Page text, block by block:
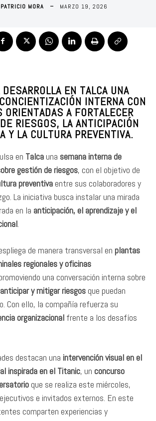
PATRICIO MORA MARZO 19, 2026
EN TALCA UNA
INTERNA CON
ORIENTADAS A FORTALECER
RIESGOS, LA ANTICIPACIÓN
Y LA CULTURA PREVENTIVA.
en Talcauna semana interna de
gestión de riesgos, con el objetivo de
preventivaentre sus colaboradores y
La iniciativa busca instalar una mirada
en la anticipación, el aprendizaje y el
de manera transversal en plantas
regionales y oficinas
una conversación interna sobre
y mitigar riesgosque puedan
Con ello, la compañía refuerza su
organizacional frente a los desafíos
destacan una intervención visual en el
inspirada en el Titanic, un concurso
que se realiza este miércoles,
e invitados externos. En este
comparten experiencias y